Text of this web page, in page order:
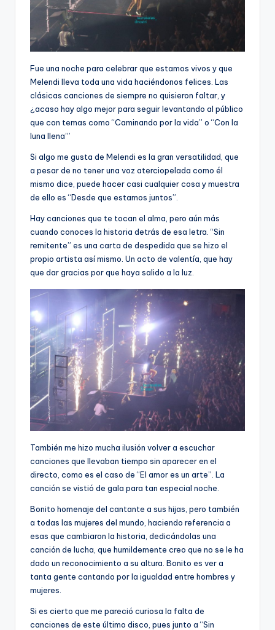
Fue una noche para celebrar que estamos vivos y que
Melendi lleva toda una vida haciéndonos felices. Las
clásicas canciones de siempre no quisieron faltar, y
¿acaso hay algo mejor para seguir levantando al público
que con temas como “Caminando por la vida” o “Con la
luna llena”’
Si algo me gusta de Melendi es la gran versatilidad, que
a pesar de no tener una voz aterciopelada como él
mismo dice, puede hacer casi cualquier cosa y muestra
de ello es “Desde que estamos juntos”.
Hay canciones que te tocan el alma, pero aún más
cuando conoces la historia detrás de esa letra. “Sin
remitente” es una carta de despedida que se hizo el
propio artista así mismo. Un acto de valentía, que hay
que dar gracias por que haya salido a la luz.
También me hizo mucha ilusión volver a escuchar
canciones que llevaban tiempo sin aparecer en el
directo, como es el caso de “El amor es un arte”. La
canción se vistió de gala para tan especial noche.
Bonito homenaje del cantante a sus hijas, pero también
a todas las mujeres del mundo, haciendo referencia a
esas que cambiaron la historia, dedicándolas una
canción de lucha, que humildemente creo que no se le ha
dado un reconocimiento a su altura. Bonito es ver a
tanta gente cantando por la igualdad entre hombres y
mujeres.
Si es cierto que me pareció curiosa la falta de
canciones de este último disco, pues junto a “Sin